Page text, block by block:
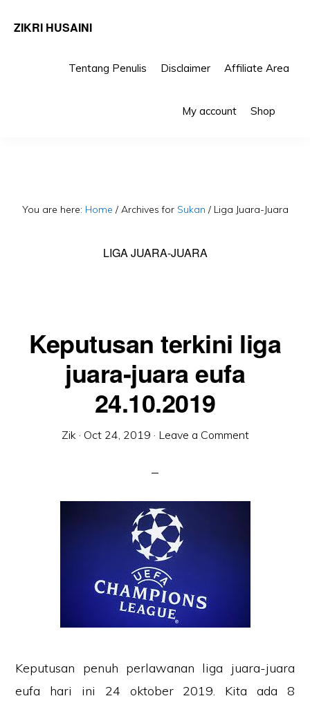
ZIKRI HUSAINI
Tentang Penulis Disclaimer Affiliate Area
My account Shop
You are here: Home /Archives for Sukan /Liga Juara-Juara
LIGA JUARA-JUARA
Keputusan terkini liga
juara-juara eufa
24.10.2019
Zik· Oct 24, 2019 · Leave a Comment
Keputusan penuh perlawanan liga juara-juara
eufa hari ini 24 oktober 2019. Kita ada 8